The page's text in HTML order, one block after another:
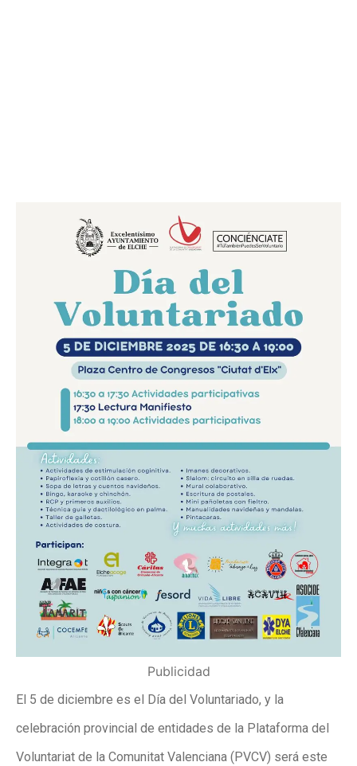
Publicidad
El 5 de diciembre es el Día del Voluntariado, y la
celebración provincial de entidades de la Plataforma del
Voluntariat de la Comunitat Valenciana (PVCV) será este